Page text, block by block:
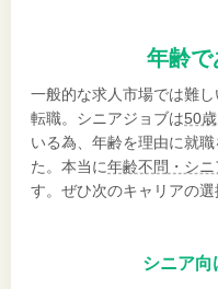
年齢で
一般的な求人市場では難
転職。シニアジョブは50
いる為、年齢を理由に就
た。本当に年齢不問・シニ
す。ぜひ次のキャリアの選
シニア向